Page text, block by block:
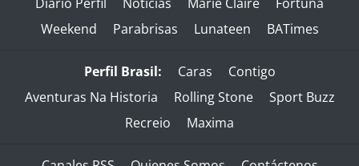
Weekend
Parabrisas Lunateen BATimes
Perfil Brasil: Caras
Contigo
Aventuras Na Historia
Rolling Stone
Sport Buzz
Recreio
Maxima